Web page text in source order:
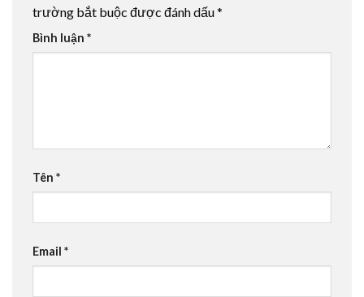
trường bắt buộc được đánh dấu*
Bình luận *
Tên *
Email *